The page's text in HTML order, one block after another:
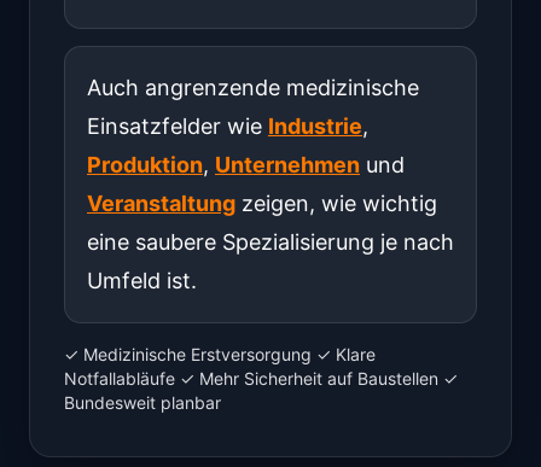
Auch angrenzende medizinische
Einsatzfelder wie Industrie,
Produktion, Unternehmen und
Veranstaltung zeigen, wie wichtig
eine saubere Spezialisierung je nach
Umfeld ist.
✓ Medizinische Erstversorgung ✓ Klare
Notfallabläufe ✓ Mehr Sicherheit auf Baustellen ✓
Bundesweit planbar